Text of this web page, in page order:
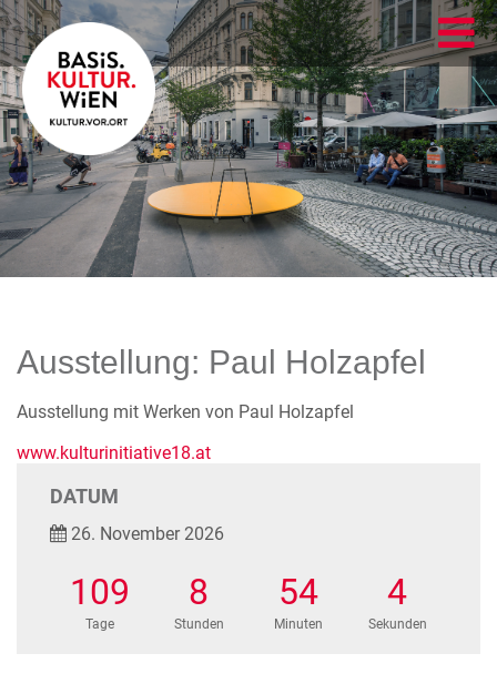
Ausstellung: Paul Holzapfel
Ausstellung mit Werken von Paul Holzapfel
www.kulturinitiative18.at
DATUM
26. November 2026
109
Tage
8
Stunden
54
Minuten
4
Sekunden